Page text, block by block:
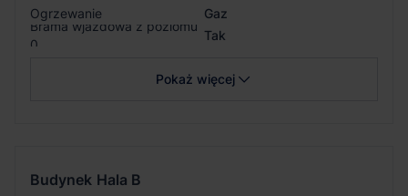
Ogrzewanie
Gaz
Brama wjazdowa z poziomu
0
Tak
Pokaż więcej
Budynek Hala B